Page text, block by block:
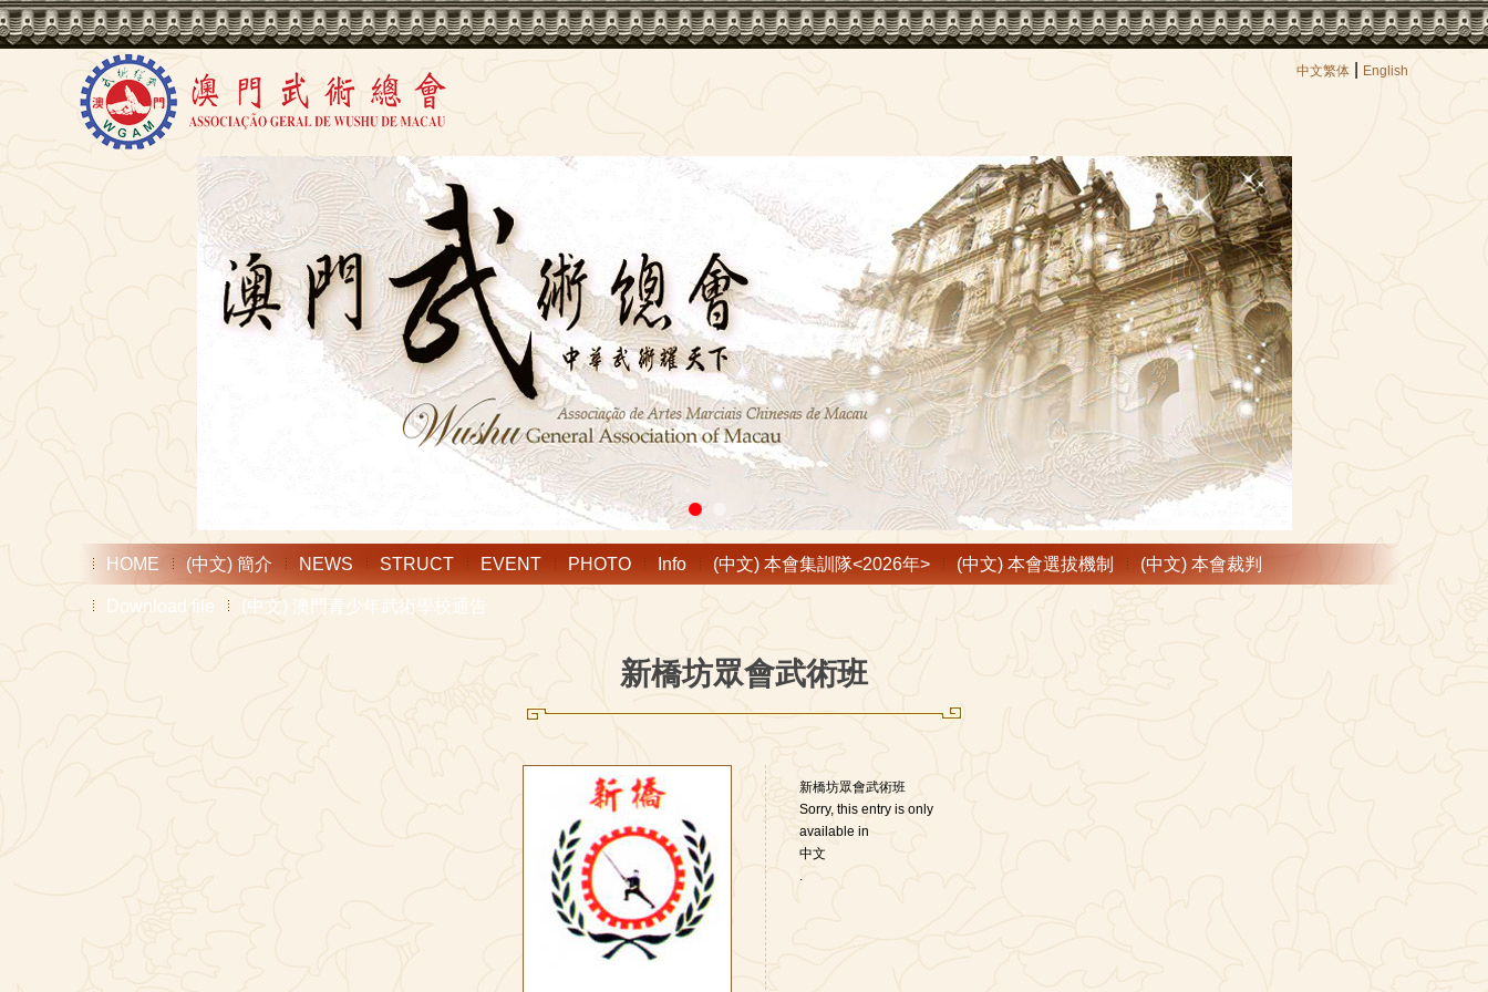
中文繁体 English
HOME (中文) 簡介 NEWS STRUCT EVENT PHOTO Info (中文) 本會集訓隊<2026年> (中文) 本會選拔機制 (中文) 本會裁判
Download file (中文) 澳門青少年武術學校通告
新橋坊眾會武術班
新橋坊眾會武術班
Sorry, this entry is only
available in
中文
.